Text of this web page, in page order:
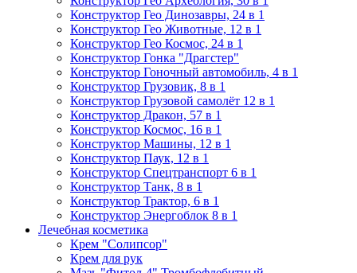
Конструктор Гео Динозавры, 24 в 1
Конструктор Гео Животные, 12 в 1
Конструктор Гео Космос, 24 в 1
Конструктор Гонка "Драгстер"
Конструктор Гоночный автомобиль, 4 в 1
Конструктор Грузовик, 8 в 1
Конструктор Грузовой самолёт 12 в 1
Конструктор Дракон, 57 в 1
Конструктор Космос, 16 в 1
Конструктор Машины, 12 в 1
Конструктор Паук, 12 в 1
Конструктор Спецтранспорт 6 в 1
Конструктор Танк, 8 в 1
Конструктор Трактор, 6 в 1
Конструктор Энергоблок 8 в 1
Лечебная косметика
Крем "Солипсор"
Крем для рук